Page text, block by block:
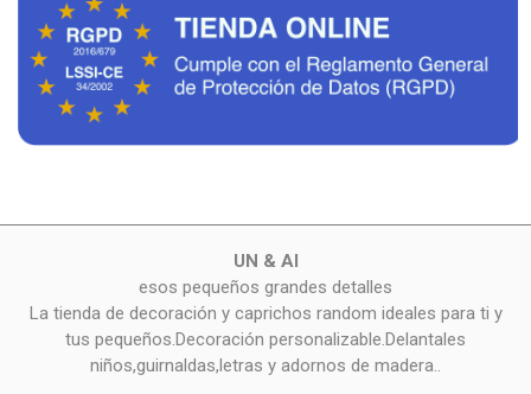
UN & AI
esos pequeños grandes detalles
La tienda de decoración y caprichos random ideales para ti y
tus pequeños.Decoración personalizable.Delantales
niños,guirnaldas,letras y adornos de madera..